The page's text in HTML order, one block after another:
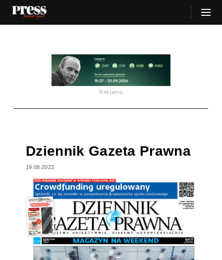
Reklama
Dziennik Gazeta Prawna
19.08.2022